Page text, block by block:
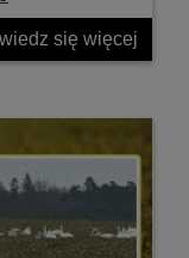
się więcej